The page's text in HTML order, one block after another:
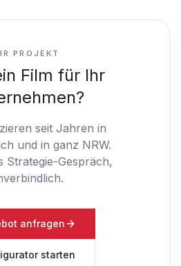
PROJEKT
Film für Ihr
seit Jahren in
und in ganz NRW.
Strategie-Gespräch,
anfragen
starten